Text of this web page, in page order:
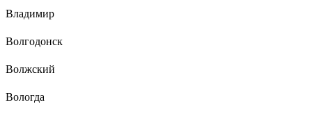
Владимир
Волгодонск
Волжский
Вологда